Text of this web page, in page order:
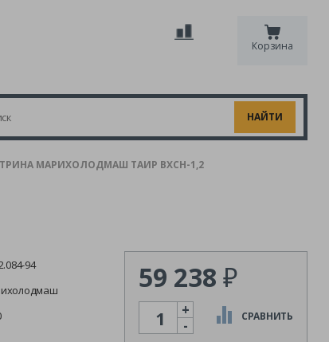
Корзина
МАРИХОЛОДМАШ ТАИР ВХСН-1,2
94 59 238 ₽
Количество
-
+ СРАВНИТЬ